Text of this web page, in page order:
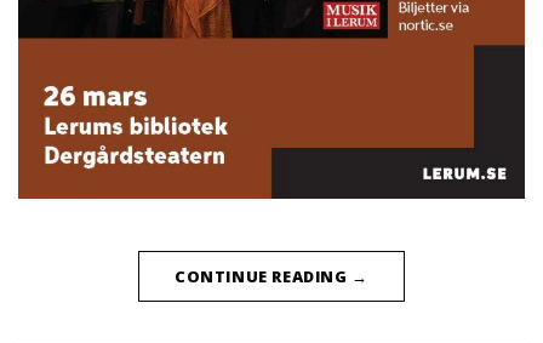
CONTINUE READING →